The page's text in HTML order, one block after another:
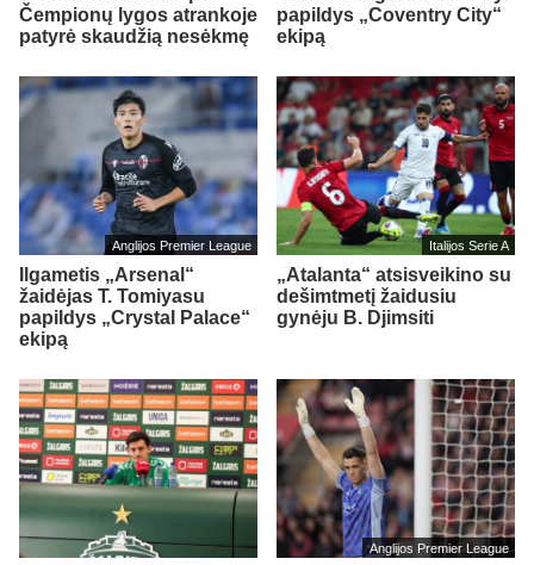
Čempionų lygos atrankoje
patyrė skaudžią nesėkmę
papildys „Coventry City“
ekipą
Anglijos Premier League
Ilgametis „Arsenal“
žaidėjas T. Tomiyasu
papildys „Crystal Palace“
ekipą
Italijos Serie A
„Atalanta“ atsisveikino su
dešimtmetį žaidusiu
gynėju B. Djimsiti
Anglijos Premier League